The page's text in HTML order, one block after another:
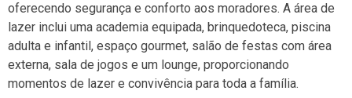
oferecendo segurança e conforto aos moradores. A área de
lazer inclui uma academia equipada, brinquedoteca, piscina
adulta e infantil, espaço gourmet, salão de festas com área
externa, sala de jogos e um lounge, proporcionando
momentos de lazer e convivência para toda a família.